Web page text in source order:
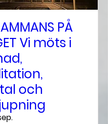
PÅ
Vi möts i
och